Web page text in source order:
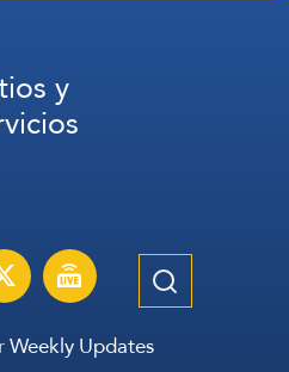
y
Weekly Updates